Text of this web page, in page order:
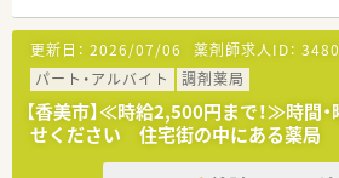
＜業務内容＞
■処方箋による調剤業務、服薬指導、
■広域処方箋を応需しています。
＜法人概要＞
■大手製薬会社のドラッグストア・調
営で福利厚生も充実しています。
■調剤だけでなくOTCにも触れられる
更新日： 2026/07/06 薬剤師求人ID：
パート・アルバイト
調剤薬局
【香美市】≪時給2,500円まで！≫時間
せください 住宅街の中にある薬局